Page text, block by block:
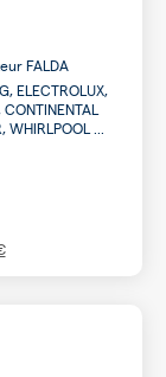
FALDA
ELECTROLUX,
...